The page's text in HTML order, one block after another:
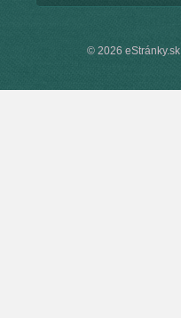
© 2026 eStránky.sk